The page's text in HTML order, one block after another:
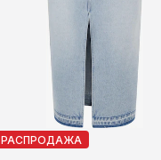
РАСПРОДАЖА